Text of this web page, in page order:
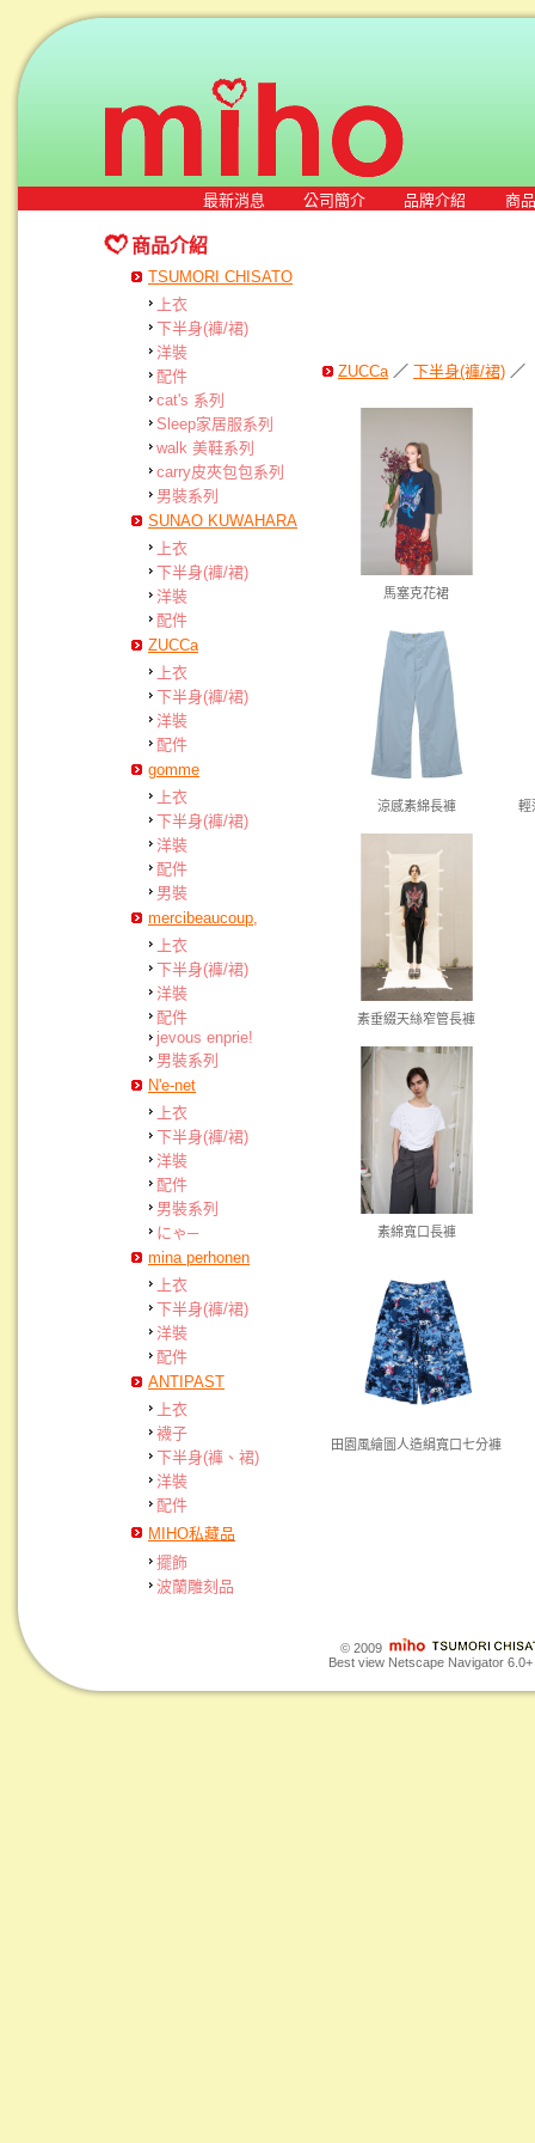
最新消息 公司簡介 品牌介紹 商
商品介紹
TSUMORI CHISATO
上衣
下半身(褲/裙)
洋裝
配件
cat's 系列
Sleep家居服系列
walk 美鞋系列
carry皮夾包包系列
男裝系列
SUNAO KUWAHARA
上衣
下半身(褲/裙)
洋裝
配件
ZUCCa
上衣
下半身(褲/裙)
洋裝
配件
gomme
上衣
下半身(褲/裙)
洋裝
配件
男裝
mercibeaucoup,
上衣
下半身(褲/裙)
洋裝
配件
jevous enprie!
男裝系列
N'e-net
上衣
下半身(褲/裙)
洋裝
配件
男裝系列
にゃ─
mina perhonen
上衣
下半身(褲/裙)
洋裝
配件
ANTIPAST
上衣
襪子
下半身(褲、裙)
洋裝
配件
MIHO私藏品
擺飾
波蘭雕刻品
ZUCCa／ 下半身(褲/裙) ／
馬塞克花裙
涼感素綿長褲 輕
素垂綴天絲窄管長褲
素綿寬口長褲
田園風繪圖人造絹寬口七分褲
© 2009
Best view Netscape Navigator